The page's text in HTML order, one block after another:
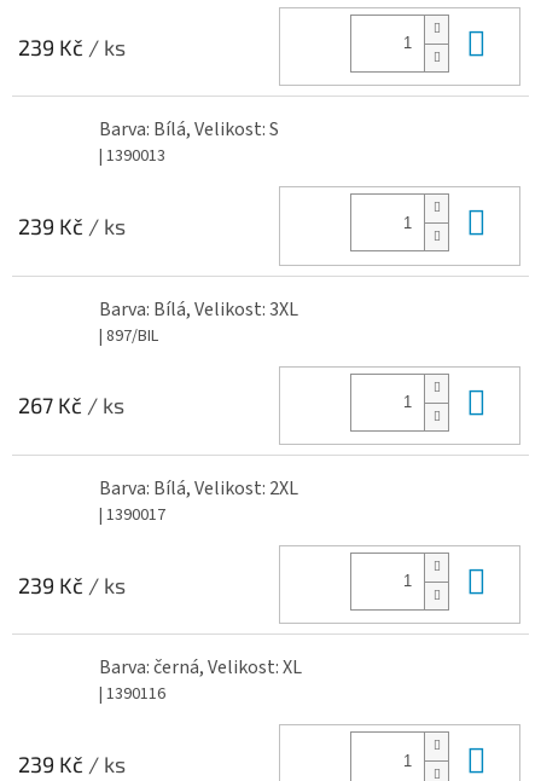
239 Kč / ks
Barva: Bílá, Velikost: S
| 1390013
239 Kč / ks
Barva: Bílá, Velikost: 3XL
| 897/BIL
267 Kč / ks
Barva: Bílá, Velikost: 2XL
| 1390017
239 Kč / ks
Barva: černá, Velikost: XL
| 1390116
239 Kč / ks